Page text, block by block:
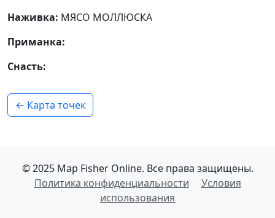
Наживка: МЯСО МОЛЛЮСКА
Приманка:
Снасть:
← Карта точек
© 2025 Map Fisher Online. Все права защищены.
Политика конфиденциальности
Условия
использования